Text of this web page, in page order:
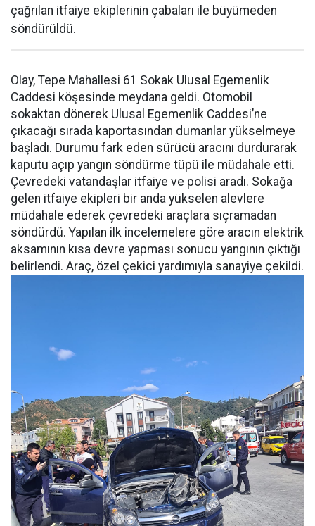
çağrılan itfaiye ekiplerinin çabaları ile büyümeden
söndürüldü.
Olay, Tepe Mahallesi 61 Sokak Ulusal Egemenlik
Caddesi köşesinde meydana geldi. Otomobil
sokaktan dönerek Ulusal Egemenlik Caddesi’ne
çıkacağı sırada kaportasından dumanlar yükselmeye
başladı. Durumu fark eden sürücü aracını durdurarak
kaputu açıp yangın söndürme tüpü ile müdahale etti.
Çevredeki vatandaşlar itfaiye ve polisi aradı. Sokağa
gelen itfaiye ekipleri bir anda yükselen alevlere
müdahale ederek çevredeki araçlara sıçramadan
söndürdü. Yapılan ilk incelemelere göre aracın elektrik
aksamının kısa devre yapması sonucu yangının çıktığı
belirlendi. Araç, özel çekici yardımıyla sanayiye çekildi.